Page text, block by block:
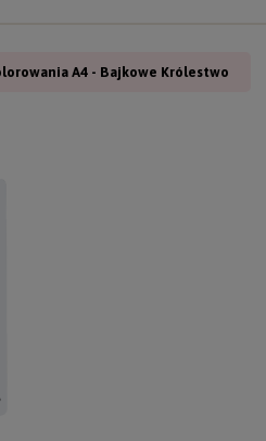
A4 - Bajkowe Królestwo